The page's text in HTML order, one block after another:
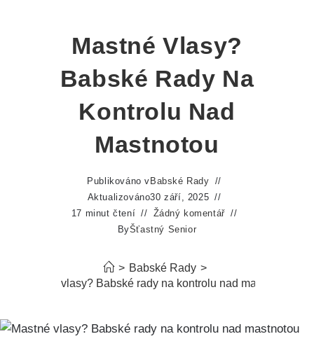
Mastné Vlasy?
Babské Rady Na
Kontrolu Nad
Mastnotou
Publikováno v Babské Rady
Aktualizováno30 září, 2025
17 minut čtení
Žádný komentář
ByŠťastný Senior
> Babské Rady >
Mastné vlasy? Babské rady na kontrolu nad mastnotou